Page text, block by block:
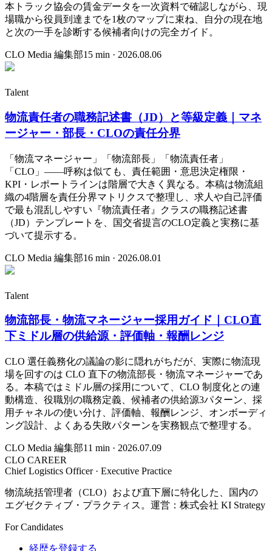
本トラック協会の賃金データを一次資料で確認しながら、現
場職から役員到達までを1枚のマップに束ね、自分の現在地
と次の一手を診断する候補者向けの完全ガイド。
CLO Media 編集部15 min · 2026.08.06
Talent
物流責任者の職務記述書（JD）と等級定義｜マネ
ージャー・部長・CLOの責任分界
「物流マネージャー」「物流部長」「物流責任者」
「CLO」——呼称は似ても、責任範囲・意思決定権限・
KPI・レポートラインは階層で大きく異なる。本稿は物流組
織の4階層を責任分界マトリクスで整理し、求人や自己評価
で最も混乱しやすい『物流責任者』クラスの職務記述書
（JD）テンプレートを、国交省提言のCLO定義と実務に基
づいて提示する。
CLO Media 編集部16 min · 2026.08.01
Talent
物流部長・物流マネージャー採用ガイド｜CLO直
下ミドル層の供給源・評価軸・報酬レンジ
CLO 選任義務化の議論の影に隠れがちだが、実際に物流現
場を回すのは CLO 直下の物流部長・物流マネージャーであ
る。本稿ではミドル層の採用について、CLO 制度化との連
動構造、役職別の職務定義、候補者の供給源3パターン、採
用チャネルの使い分け、評価軸、報酬レンジ、オンボーディ
ング設計、よくある失敗パターンを実務観点で整理する。
CLO Media 編集部11 min · 2026.07.09
CLO CAREER
Chief Logistics Officer · Executive Practice
物流統括管理者（CLO）および直下層に特化した、国内の
エグゼクティブ・プラクティス。運営：株式会社 KI Strategy
For Candidates
経歴を登録する